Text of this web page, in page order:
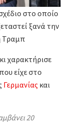
στο οποίο
ξανά την
Τραμπ
χαρακτήρισε
είχε στο
Γερμανίας και
20